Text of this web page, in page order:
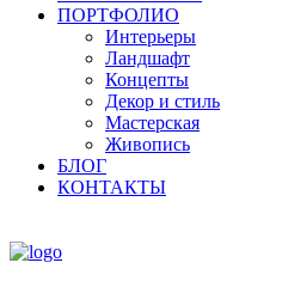
ПОРТФОЛИО
Интерьеры
Ландшафт
Концепты
Декор и стиль
Мастерская
Живопись
БЛОГ
КОНТАКТЫ